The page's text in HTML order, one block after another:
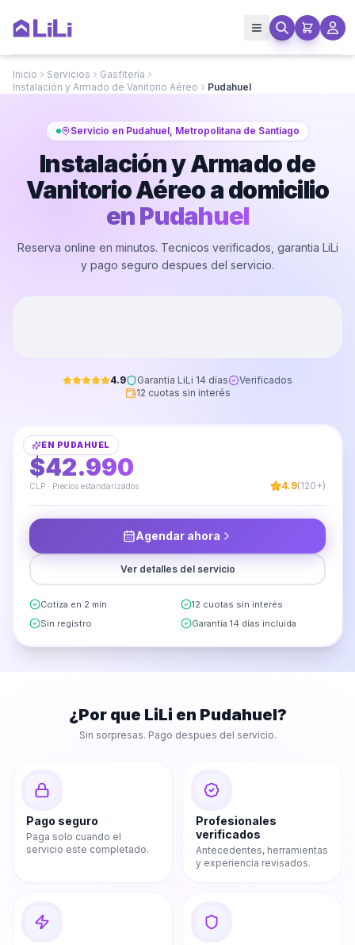
Inicio Servicios
Gasfitería
Instalación y Armado de Vanitorio Aéreo
Pudahuel
Servicio en Pudahuel, Metropolitana de Santiago
Instalación y Armado de
Vanitorio Aéreo a domicilio
enPudahuel
Reserva online en minutos. Tecnicos verificados, garantia LiLi
y pago seguro despues del servicio.
4.9 Garantia LiLi 14 días
Verificados
12 cuotas sin interés
EN PUDAHUEL
DESDE
$42.990
CLP · Precios estandarizados 4.9(120+)
Agendar ahora
Ver detalles del servicio
Cotiza en 2 min
12 cuotas sin interés
Sin registro
Garantia 14 días incluida
¿Por que LiLi en Pudahuel?
Sin sorpresas. Pago despues del servicio.
Pago seguro
Paga solo cuando el
servicio este completado.
Profesionales
verificados
Antecedentes, herramientas
y experiencia revisados.